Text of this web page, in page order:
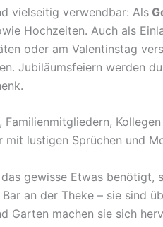
vielseitig verwendbar: Als
Hochzeiten. Auch als
oder am Valentinstag
Jubiläumsfeiern werden
Familienmitgliedern,
mit lustigen Sprüchen und
gewisse Etwas benötigt,
an der Theke – sie sind
Garten machen sie sich